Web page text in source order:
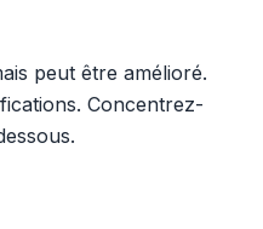
peut être amélioré.
Concentrez-